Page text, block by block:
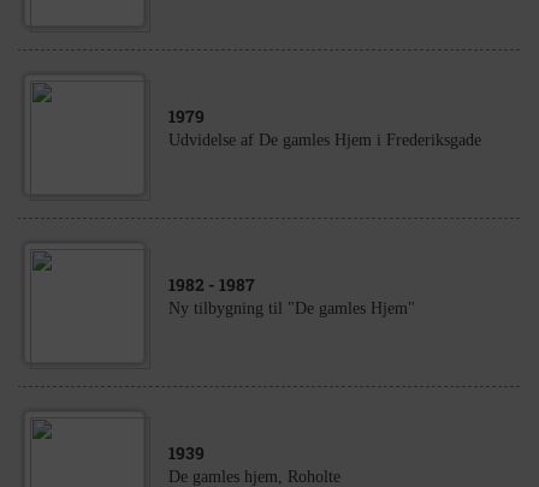
1979
Udvidelse af De gamles Hjem i Frederiksgade
1982 - 1987
Ny tilbygning til "De gamles Hjem"
1939
De gamles hjem, Roholte